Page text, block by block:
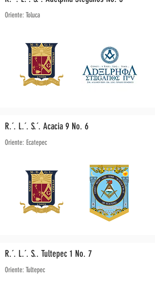
Oriente: Toluca
R.´. L.´. S.´. Acacia 9 No. 6
Oriente: Ecatepec
R.´. L.´. S.. Tultepec 1 No. 7
Oriente: Tultepec